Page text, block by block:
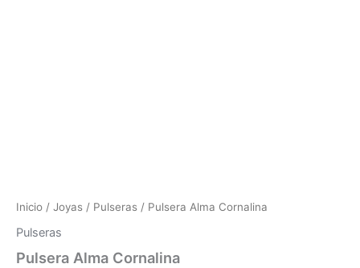
Inicio / Joyas / Pulseras / Pulsera Alma Cornalina
Pulseras
Pulsera Alma Cornalina